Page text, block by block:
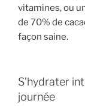
vitamines, ou
de 70% de
façon saine.
S’hydrater
journée